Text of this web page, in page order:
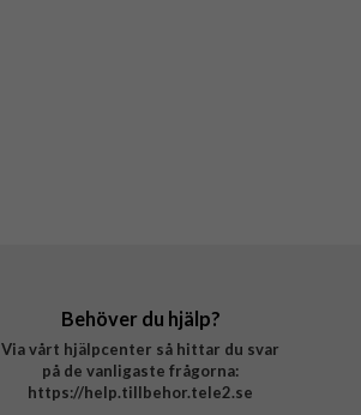
Behöver du hjälp?
Via vårt hjälpcenter så hittar du svar
på de vanligaste frågorna:
https://help.tillbehor.tele2.se